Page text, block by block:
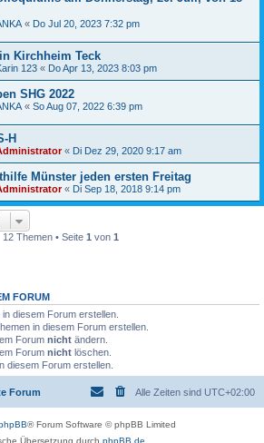
« Do Jul 20, 2023 7:32 pm
Kirchheim Teck
123 « Do Apr 13, 2023 8:03 pm
SHG 2022
« So Aug 07, 2022 6:39 pm
H
« Di Dez 29, 2020 9:17 am
Münster jeden ersten Freitag
« Di Sep 18, 2018 9:14 pm
12 Themen • Seite 1 von 1
FORUM
diesem Forum erstellen.
in diesem Forum erstellen.
Forum nicht ändern.
Forum nicht löschen.
diesem Forum erstellen.
Forum Alle Zeiten sind UTC+02:00
® Forum Software © phpBB Limited
Übersetzung durch phpBB.de